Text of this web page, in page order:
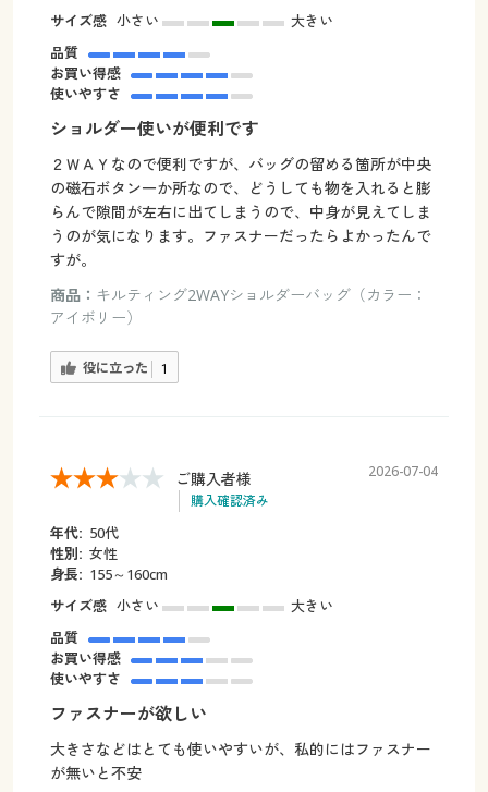
サイズ感 小さい
大きい
品質
お買い得感
使いやすさ
ショルダー使いが便利です
２ＷＡＹなので便利ですが、バッグの留める箇所が中央
の磁石ボタン一か所なので、どうしても物を入れると膨
らんで隙間が左右に出てしまうので、中身が見えてしま
うのが気になります。ファスナーだったらよかったんで
すが。
商品： キルティング2WAYショルダーバッグ（カラー：
アイボリー）
役に立った 1
ご購入者様
購入確認済み
2026-07-04
年代: 50代
性別: 女性
身長: 155～160cm
サイズ感 小さい
大きい
品質
お買い得感
使いやすさ
ファスナーが欲しい
大きさなどはとても使いやすいが、私的にはファスナー
が無いと不安